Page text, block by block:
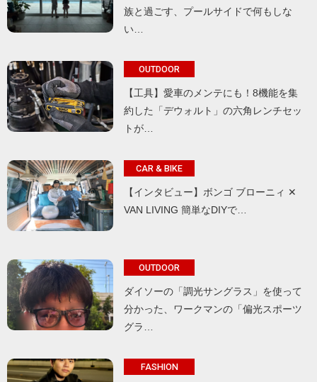
族と過ごす、プールサイドで何もしな
い…
OUTDOOR
【工具】愛車のメンテにも！8機能を集
約した「デウォルト」の六角レンチセッ
トが…
CAR & BIKE
【インタビュー】ボンゴ ブローニィ ✕
VAN LIVING 簡単なDIYで…
OUTDOOR
ダイソーの「調光サングラス」を使って
分かった、ワークマンの「偏光スポーツ
グラ…
FASHION